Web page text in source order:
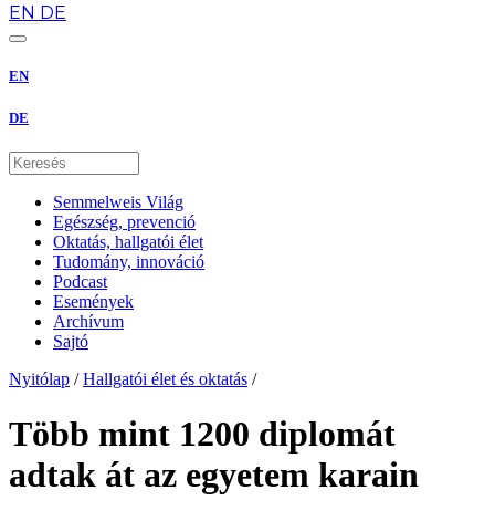
EN DE
EN
DE
Semmelweis Világ
Egészség, prevenció
Oktatás, hallgatói élet
Tudomány, innováció
Podcast
Események
Archívum
Sajtó
Nyitólap / Hallgatói élet és oktatás /
Több mint 1200 diplomát
adtak át az egyetem karain